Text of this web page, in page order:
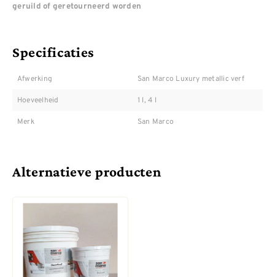
geruild of geretourneerd worden
Specificaties
Afwerking San Marco Luxury metallic verf
Hoeveelheid 1 l, 4 l
Merk San Marco
Alternatieve producten